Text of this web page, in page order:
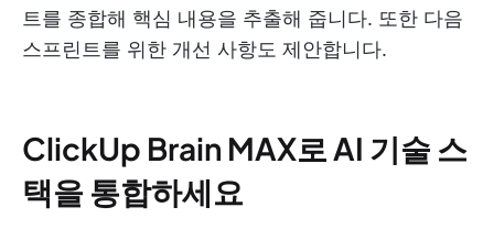
트를 종합해 핵심 내용을 추출해 줍니다. 또한 다음
스프린트를 위한 개선 사항도 제안합니다.
ClickUp Brain MAX로 AI 기술 스
택을 통합하세요